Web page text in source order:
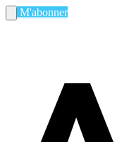
M'abonner